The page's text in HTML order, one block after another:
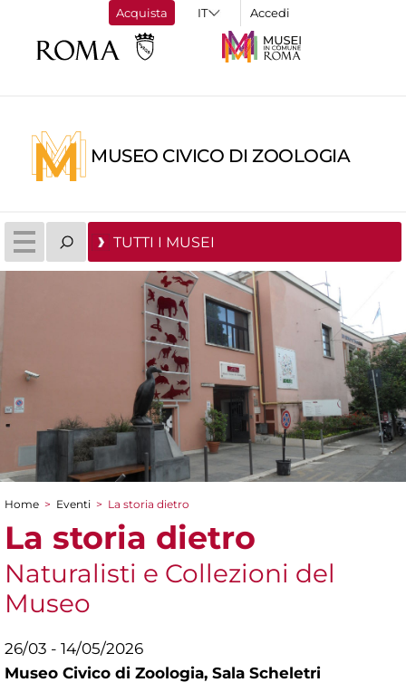
Acquista Accedi
MUSEO CIVICO DI ZOOLOGIA
TUTTI I MUSEI
Tu sei qui
Home > Eventi > La storia dietro
La storia dietro
Naturalisti e Collezioni del
Museo
26/03 - 14/05/2026
Museo Civico di Zoologia, Sala Scheletri